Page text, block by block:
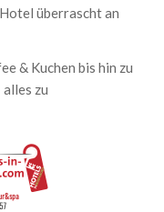
überrascht an
& Kuchen bis hin zu
zu